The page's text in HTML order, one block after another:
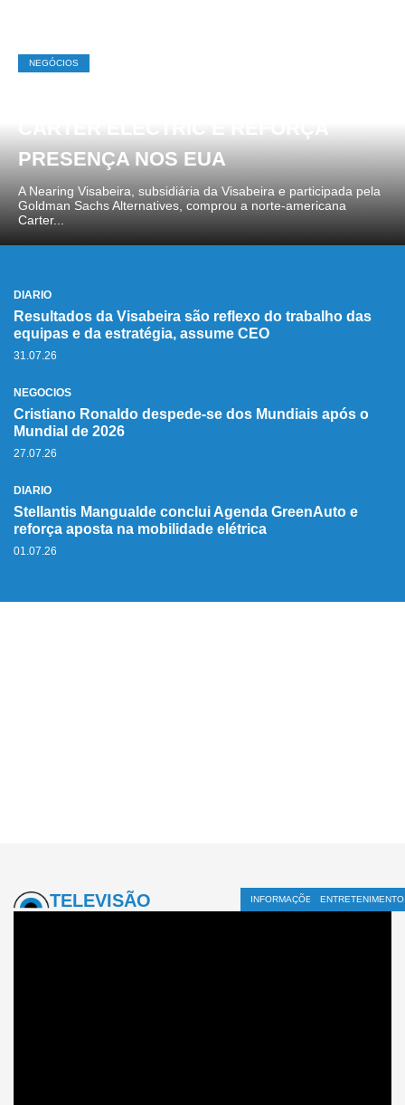
NEGÓCIOS
PRESENÇA NOS EUA
A Nearing Visabeira, subsidiária da Visabeira e participada pela
Goldman Sachs Alternatives, comprou a norte-americana
Carter...
DIÁRIO
Resultados da Visabeira são reflexo do trabalho das
equipas e da estratégia, assume CEO
31.07.26
NEGÓCIOS
Cristiano Ronaldo despede-se dos Mundiais após o
Mundial de 2026
27.07.26
DIÁRIO
Stellantis Mangualde conclui Agenda GreenAuto e
reforça aposta na mobilidade elétrica
01.07.26
TELEVISÃO INFORMAÇÕES ENTRETENIMENTO